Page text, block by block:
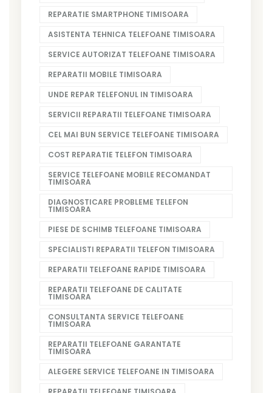
REPARATIE SMARTPHONE TIMISOARA
ASISTENTA TEHNICA TELEFOANE TIMISOARA
SERVICE AUTORIZAT TELEFOANE TIMISOARA
REPARATII MOBILE TIMISOARA
UNDE REPAR TELEFONUL IN TIMISOARA
SERVICII REPARATII TELEFOANE TIMISOARA
CEL MAI BUN SERVICE TELEFOANE TIMISOARA
COST REPARATIE TELEFON TIMISOARA
SERVICE TELEFOANE MOBILE RECOMANDAT
TIMISOARA
DIAGNOSTICARE PROBLEME TELEFON
TIMISOARA
PIESE DE SCHIMB TELEFOANE TIMISOARA
SPECIALISTI REPARATII TELEFON TIMISOARA
REPARATII TELEFOANE RAPIDE TIMISOARA
REPARATII TELEFOANE DE CALITATE
TIMISOARA
CONSULTANTA SERVICE TELEFOANE
TIMISOARA
REPARATII TELEFOANE GARANTATE
TIMISOARA
ALEGERE SERVICE TELEFOANE IN TIMISOARA